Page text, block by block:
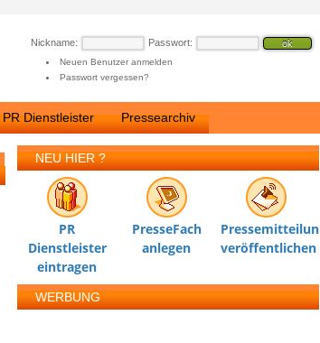
Nickname: Passwort:
Neuen Benutzer anmelden
Passwort vergessen?
PR Dienstleister Pressearchiv
NEU HIER ?
PR
Dienstleister
eintragen
PresseFach
anlegen
Pressemitteilung
veröffentlichen
WERBUNG